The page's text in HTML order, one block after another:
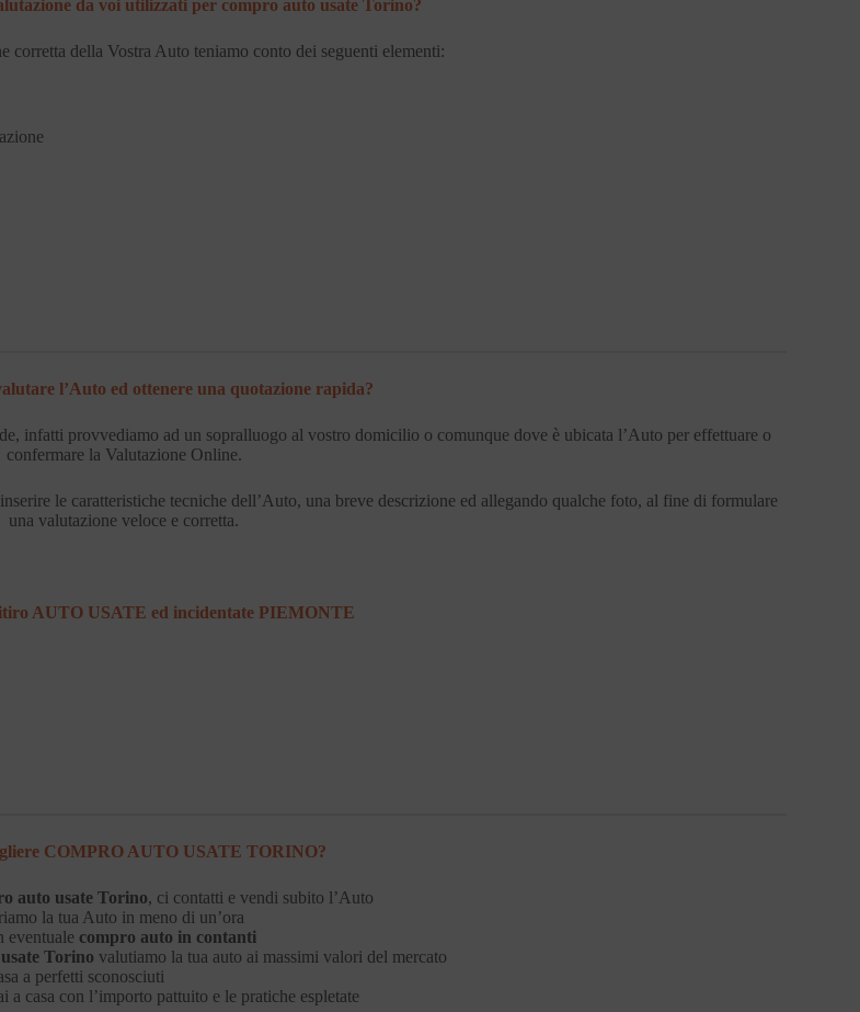
da voi utilizzati per compro auto usate Torino?
corretta della Vostra Auto teniamo conto dei seguenti elementi:
l’Auto ed ottenere una quotazione rapida?
infatti provvediamo ad un sopralluogo al vostro domicilio o comunque dove è ubicata l’Auto per effettuare o
confermare la Valutazione Online.
le caratteristiche tecniche dell’Auto, una breve descrizione ed allegando qualche foto, al fine di formulare
una valutazione veloce e corretta.
AUTO USATE ed incidentate PIEMONTE
COMPRO AUTO USATE TORINO?
auto usate Torino, ci contatti e vendi subito l’Auto
la tua Auto in meno di un’ora
eventuale compro auto in contanti
Torino valutiamo la tua auto ai massimi valori del mercato
a perfetti sconosciuti
casa con l’importo pattuito e le pratiche espletate